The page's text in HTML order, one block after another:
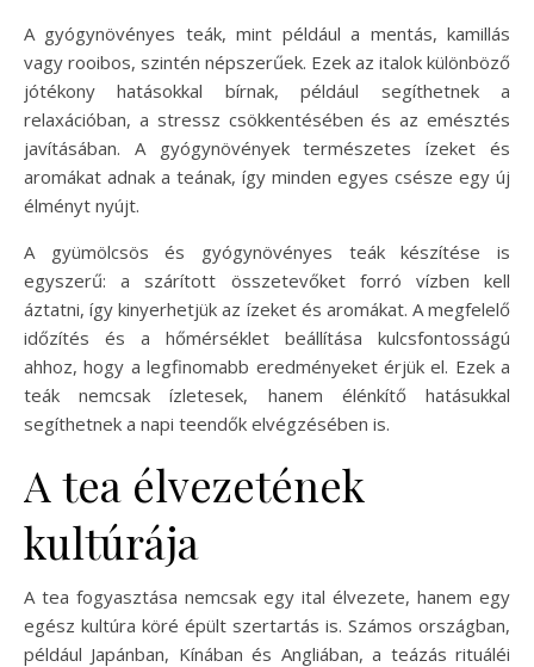
A gyógynövényes teák, mint például a mentás, kamillás
vagy rooibos, szintén népszerűek. Ezek az italok különböző
jótékony hatásokkal bírnak, például segíthetnek a
relaxációban, a stressz csökkentésében és az emésztés
javításában. A gyógynövények természetes ízeket és
aromákat adnak a teának, így minden egyes csésze egy új
élményt nyújt.
A gyümölcsös és gyógynövényes teák készítése is
egyszerű: a szárított összetevőket forró vízben kell
áztatni, így kinyerhetjük az ízeket és aromákat. A megfelelő
időzítés és a hőmérséklet beállítása kulcsfontosságú
ahhoz, hogy a legfinomabb eredményeket érjük el. Ezek a
teák nemcsak ízletesek, hanem élénkítő hatásukkal
segíthetnek a napi teendők elvégzésében is.
A tea élvezetének
kultúrája
A tea fogyasztása nemcsak egy ital élvezete, hanem egy
egész kultúra köré épült szertartás is. Számos országban,
például Japánban, Kínában és Angliában, a teázás rituáléi